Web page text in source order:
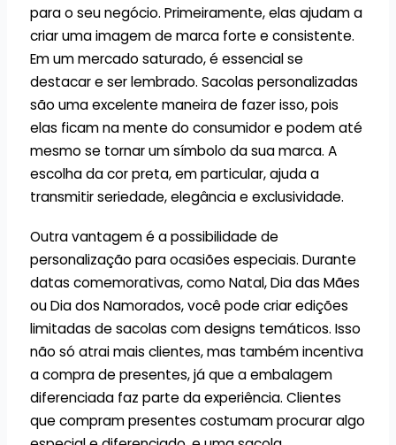
para o seu negócio. Primeiramente, elas ajudam a
criar uma imagem de marca forte e consistente.
Em um mercado saturado, é essencial se
destacar e ser lembrado. Sacolas personalizadas
são uma excelente maneira de fazer isso, pois
elas ficam na mente do consumidor e podem até
mesmo se tornar um símbolo da sua marca. A
escolha da cor preta, em particular, ajuda a
transmitir seriedade, elegância e exclusividade.
Outra vantagem é a possibilidade de
personalização para ocasiões especiais. Durante
datas comemorativas, como Natal, Dia das Mães
ou Dia dos Namorados, você pode criar edições
limitadas de sacolas com designs temáticos. Isso
não só atrai mais clientes, mas também incentiva
a compra de presentes, já que a embalagem
diferenciada faz parte da experiência. Clientes
que compram presentes costumam procurar algo